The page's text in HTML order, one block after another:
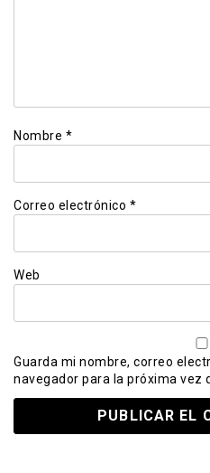
Nombre *
Correo electrónico *
Web
Guarda mi nombre, correo
navegador para la próxima vez